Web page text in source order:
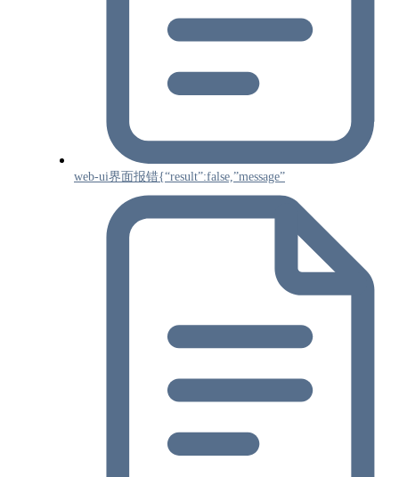
web-ui界面报错{“result”:false,”message”